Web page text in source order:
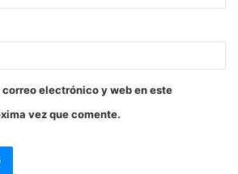
correo electrónico y web en este
vez que comente.